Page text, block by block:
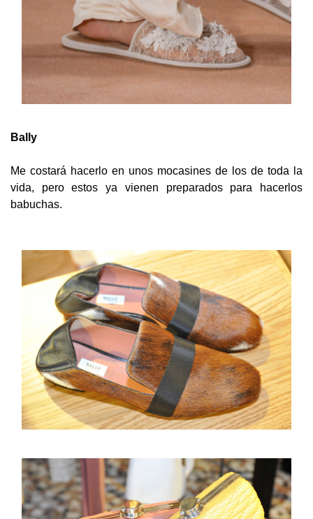
Bally
Me costará hacerlo en unos mocasines de los de toda la
vida, pero estos ya vienen preparados para hacerlos
babuchas.